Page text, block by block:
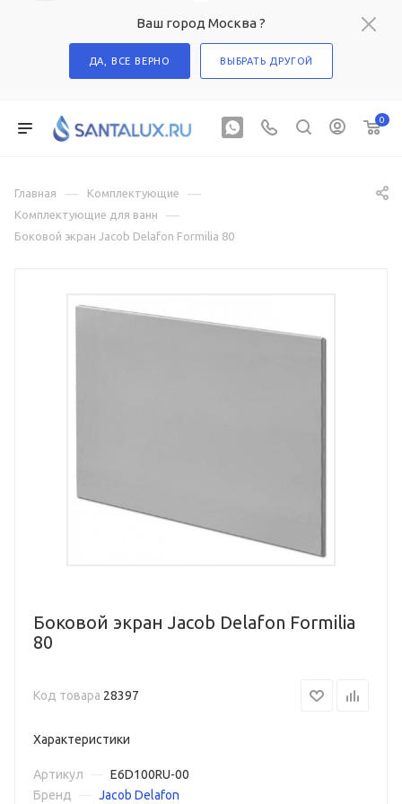
Ваш город Москва ?
ДА, ВСЕ ВЕРНО ВЫБРАТЬ ДРУГОЙ
0
Главная — Комплектующие —
Комплектующие для ванн —
Боковой экран Jacob Delafon Formilia 80
Боковой экран Jacob Delafon Formilia
80
Код товара 28397
Характеристики
Артикул
E6D100RU-00
Бренд
Jacob Delafon